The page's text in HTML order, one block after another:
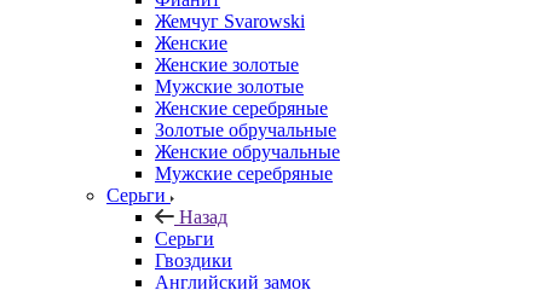
Жемчуг Svarowski
Женские
Женские золотые
Мужские золотые
Женские серебряные
Золотые обручальные
Женские обручальные
Мужские серебряные
Серьги
Назад
Серьги
Гвоздики
Английский замок